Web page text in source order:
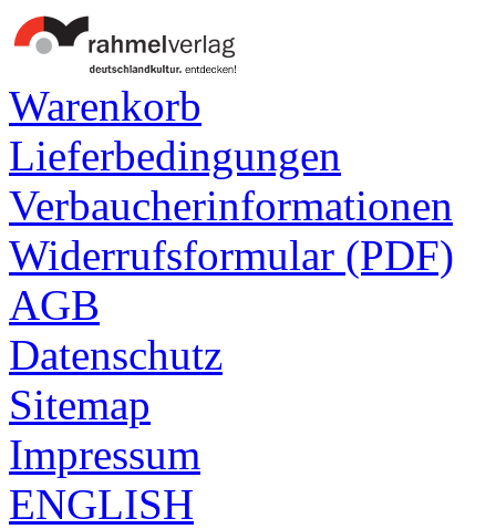
Warenkorb
Lieferbedingungen
Verbaucherinformationen
Widerrufsformular (PDF)
AGB
Datenschutz
Sitemap
Impressum
ENGLISH